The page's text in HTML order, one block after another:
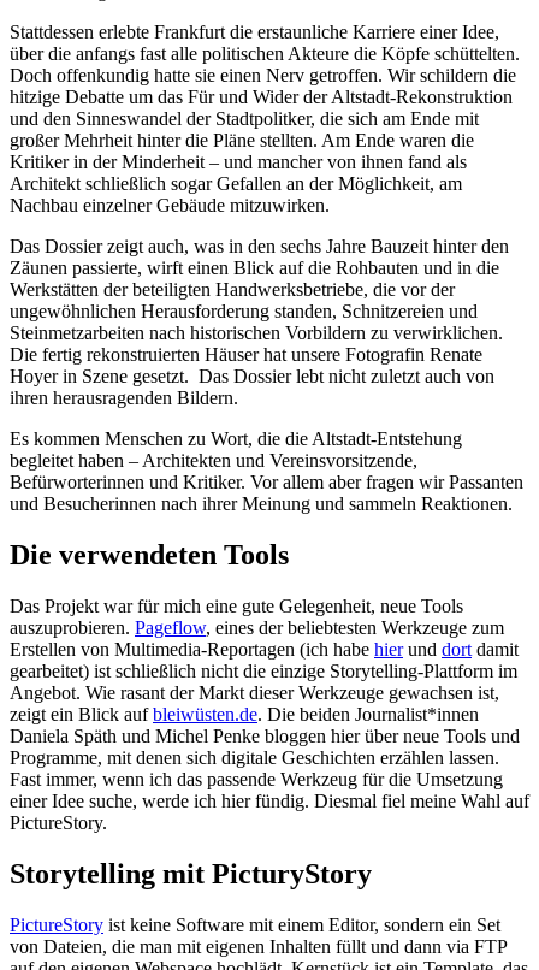
Stattdessen erlebte Frankfurt die erstaunliche Karriere einer Idee,
über die anfangs fast alle politischen Akteure die Köpfe schüttelten.
Doch offenkundig hatte sie einen Nerv getroffen. Wir schildern die
hitzige Debatte um das Für und Wider der Altstadt-Rekonstruktion
und den Sinneswandel der Stadtpolitker, die sich am Ende mit
großer Mehrheit hinter die Pläne stellten. Am Ende waren die
Kritiker in der Minderheit – und mancher von ihnen fand als
Architekt schließlich sogar Gefallen an der Möglichkeit, am
Nachbau einzelner Gebäude mitzuwirken.
Das Dossier zeigt auch, was in den sechs Jahre Bauzeit hinter den
Zäunen passierte, wirft einen Blick auf die Rohbauten und in die
Werkstätten der beteiligten Handwerksbetriebe, die vor der
ungewöhnlichen Herausforderung standen, Schnitzereien und
Steinmetzarbeiten nach historischen Vorbildern zu verwirklichen.
Die fertig rekonstruierten Häuser hat unsere Fotografin Renate
Hoyer in Szene gesetzt. Das Dossier lebt nicht zuletzt auch von
ihren herausragenden Bildern.
Es kommen Menschen zu Wort, die die Altstadt-Entstehung
begleitet haben – Architekten und Vereinsvorsitzende,
Befürworterinnen und Kritiker. Vor allem aber fragen wir Passanten
und Besucherinnen nach ihrer Meinung und sammeln Reaktionen.
Die verwendeten Tools
Das Projekt war für mich eine gute Gelegenheit, neue Tools
auszuprobieren. Pageflow, eines der beliebtesten Werkzeuge zum
Erstellen von Multimedia-Reportagen (ich habe hierund dort damit
gearbeitet) ist schließlich nicht die einzige Storytelling-Plattform im
Angebot. Wie rasant der Markt dieser Werkzeuge gewachsen ist,
zeigt ein Blick aufbleiwüsten.de. Die beiden Journalist*innen
Daniela Späth und Michel Penke bloggen hier über neue Tools und
Programme, mit denen sich digitale Geschichten erzählen lassen.
Fast immer, wenn ich das passende Werkzeug für die Umsetzung
einer Idee suche, werde ich hier fündig. Diesmal fiel meine Wahl auf
PictureStory.
Storytelling mit PicturyStory
PictureStory ist keine Software mit einem Editor, sondern ein Set
von Dateien, die man mit eigenen Inhalten füllt und dann via FTP